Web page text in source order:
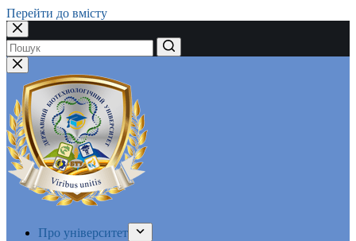
Перейти до вмісту
Немає
результатів
Про університет